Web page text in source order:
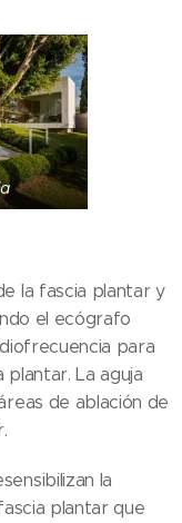
la fascia plantar y
el ecógrafo
para
plantar. La aguja
de ablación de
la
plantar que